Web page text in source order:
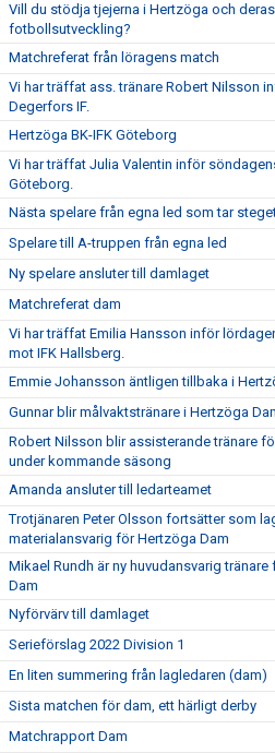
Vill du stödja tjejerna i Hertzöga och deras
fotbollsutveckling?
Matchreferat från löragens match
Vi har träffat ass. tränare Robert Nilsson
Degerfors IF.
Hertzöga BK-IFK Göteborg
Vi har träffat Julia Valentin inför
Göteborg.
Nästa spelare från egna led som tar
Spelare till A-truppen från egna led
Ny spelare ansluter till damlaget
Matchreferat dam
Vi har träffat Emilia Hansson inför
mot IFK Hallsberg.
Emmie Johansson äntligen tillbaka i
Gunnar blir målvaktstränare i Hertzöga
Robert Nilsson blir assisterande tränare
under kommande säsong
Amanda ansluter till ledarteamet
Trotjänaren Peter Olsson fortsätter som
materialansvarig för Hertzöga Dam
Mikael Rundh är ny huvudansvarig
Dam
Nyförvärv till damlaget
Serieförslag 2022 Division 1
En liten summering från lagledaren (dam)
Sista matchen för dam, ett härligt derby
Matchrapport Dam